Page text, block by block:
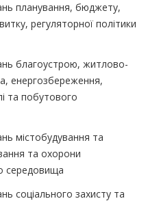
планування, бюджету,
регуляторної політики
благоустрою, житлово-
енергозбереження,
та побутового
містобудування та
та охорони
середовища
соціального захисту та